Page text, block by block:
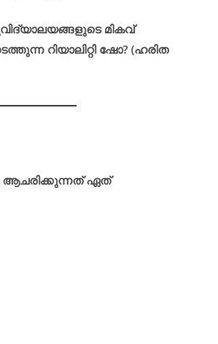
മികവ്
റിയാലിറ്റി ഷോ? (ഹരിത
ആചരിക്കുന്നത് ഏത്